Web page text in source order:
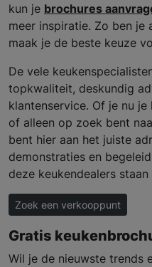
kun je brochures
meer inspiratie. Zo ben
maak je de beste keuze
De vele
topkwaliteit, deskundig
klantenservice. Of je nu
of alleen op zoek bent
bent hier aan het juiste
demonstraties en
deze keukendealers
Zoek een verkooppunt
Gratis
Wil je de nieuwste trends